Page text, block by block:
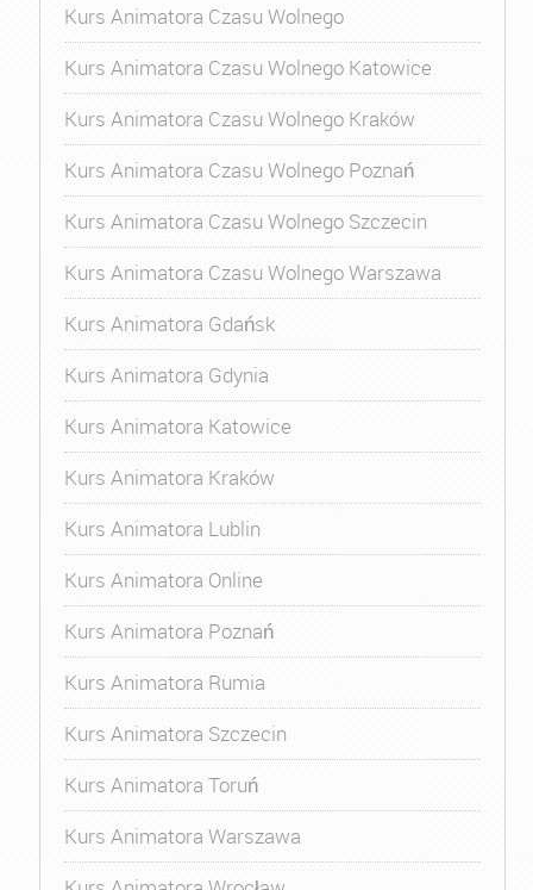
Kurs Animatora Czasu Wolnego
Kurs Animatora Czasu Wolnego Katowice
Kurs Animatora Czasu Wolnego Kraków
Kurs Animatora Czasu Wolnego Poznań
Kurs Animatora Czasu Wolnego Szczecin
Kurs Animatora Czasu Wolnego Warszawa
Kurs Animatora Gdańsk
Kurs Animatora Gdynia
Kurs Animatora Katowice
Kurs Animatora Kraków
Kurs Animatora Lublin
Kurs Animatora Online
Kurs Animatora Poznań
Kurs Animatora Rumia
Kurs Animatora Szczecin
Kurs Animatora Toruń
Kurs Animatora Warszawa